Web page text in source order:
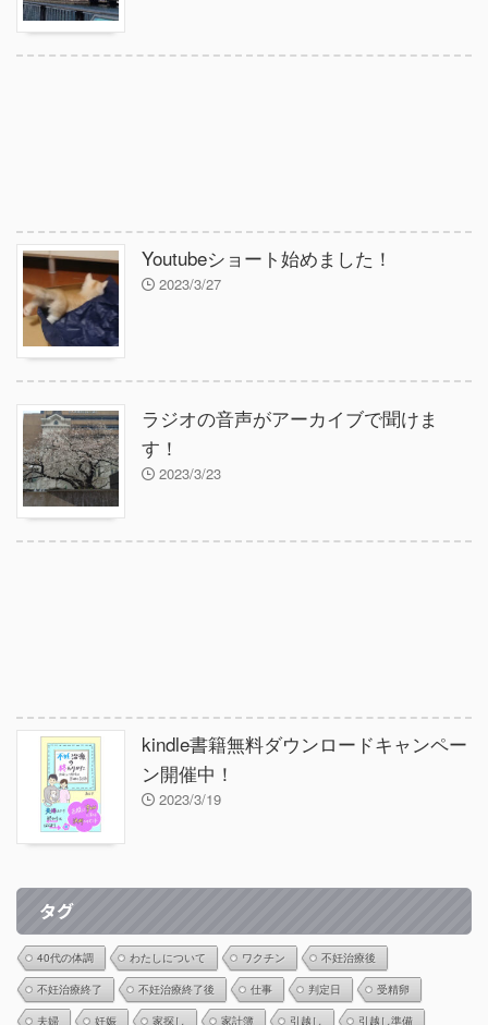
Youtubeショート始めました！
2023/3/27
ラジオの音声がアーカイブで聞けま
す！
2023/3/23
kindle書籍無料ダウンロードキャンペー
ン開催中！
2023/3/19
タグ
40代の体調 わたしについて ワクチン 不妊治療後
不妊治療終了 不妊治療終了後 仕事 判定日 受精卵
夫婦 妊娠 家探し 家計簿 引越し 引越し準備